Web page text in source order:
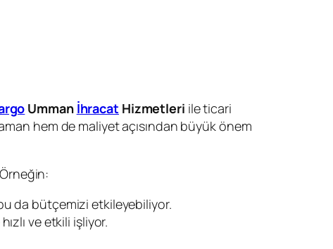
Umman İhracat Hizmetleri ile ticari
hem de maliyet açısından büyük önem
da bütçemizi etkileyebiliyor.
ve etkili işliyor.